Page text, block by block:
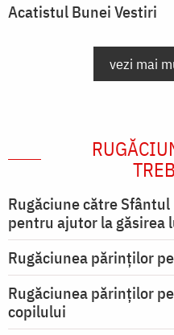
Acatistul Bunei Vestiri
vezi mai
Rugăciune către
pentru ajutor la
Rugăciunea părinților
Rugăciunea părinților
copilului